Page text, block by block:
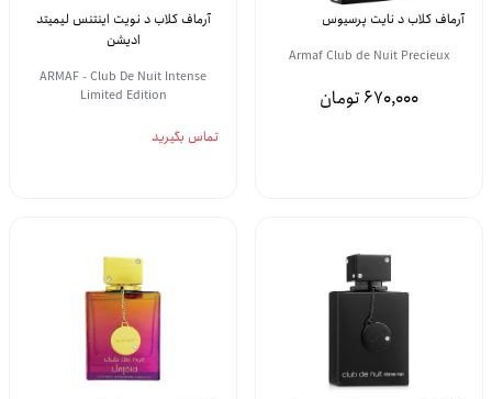
آرماف کلاب د نایت پرسیوس
Armaf Club de Nuit Precieux
670,000
آرماف کلاب د نویت اینتنس لیمیتد
ادیشن
ARMAF - Club De Nuit Intense
Limited Edition
تماس بگیرید